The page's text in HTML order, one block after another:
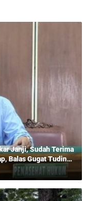
Janji, Sudah Terima
Balas Gugat Tuding